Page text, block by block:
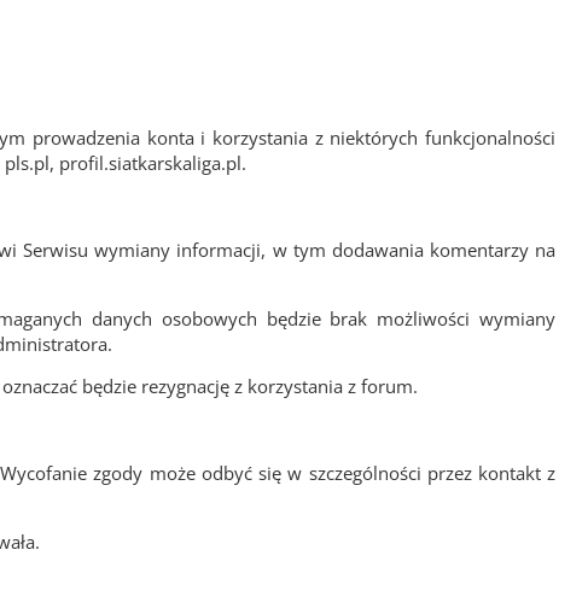
prowadzenia konta i korzystania z niektórych funkcjonalności
profil.siatkarskaliga.pl.
Serwisu wymiany informacji, w tym dodawania komentarzy na
danych osobowych będzie brak możliwości wymiany
będzie rezygnację z korzystania z forum.
zgody może odbyć się w szczególności przez kontakt z